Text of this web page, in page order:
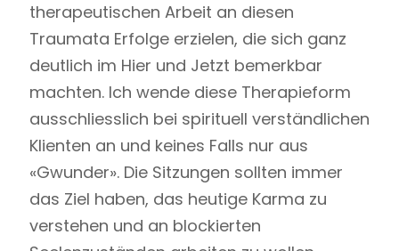
therapeutischen Arbeit an diesen
Traumata Erfolge erzielen, die sich ganz
deutlich im Hier und Jetzt bemerkbar
machten. Ich wende diese Therapieform
ausschliesslich bei spirituell verständlichen
Klienten an und keines Falls nur aus
«Gwunder». Die Sitzungen sollten immer
das Ziel haben, das heutige Karma zu
verstehen und an blockierten